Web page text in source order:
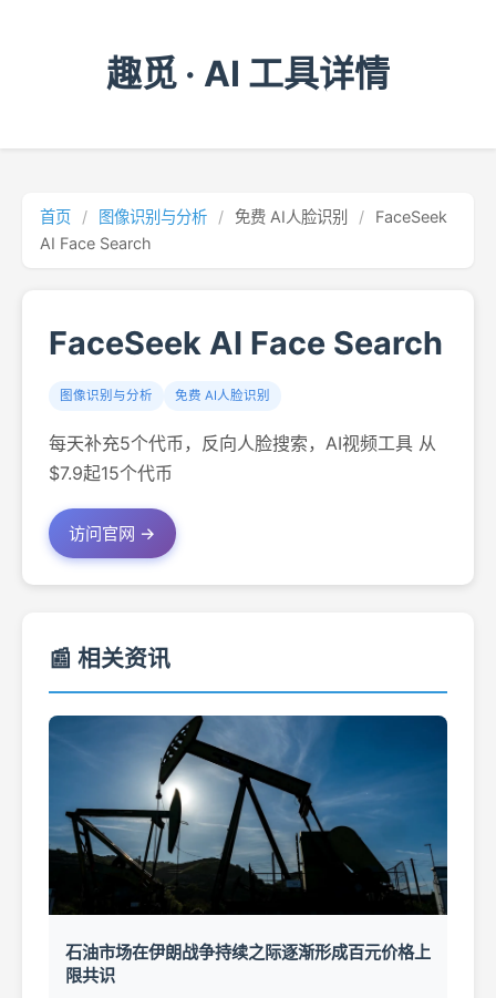
趣觅 · AI 工具详情
首页 / 图像识别与分析 / 免费 AI人脸识别 /
FaceSeek
AI Face Search
FaceSeek AI Face Search
图像识别与分析 免费 AI人脸识别
每天补充5个代币，反向人脸搜索，AI视频工具 从
$7.9起15个代币
访问官网 →
📰 相关资讯
石油市场在伊朗战争持续之际逐渐形成百元价格上
限共识